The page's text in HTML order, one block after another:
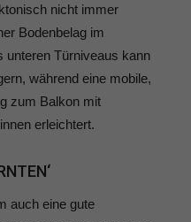
nicht immer
Bodenbelag im
unteren Türniveaus kann
während eine mobile,
zum Balkon mit
erleichtert.
auch eine gute